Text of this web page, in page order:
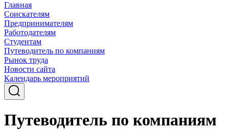
Главная
Соискателям
Предпринимателям
Работодателям
Студентам
Путеводитель по компаниям
Рынок труда
Новости сайта
Календарь мероприятий
Путеводитель по компаниям